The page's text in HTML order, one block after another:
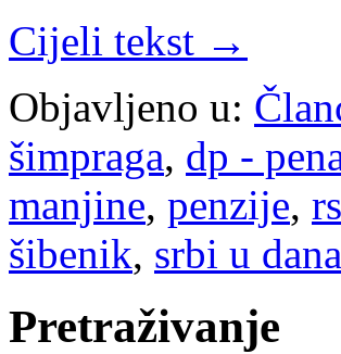
Cijeli tekst →
Objavljeno u:
šimpraga, dp -
manjine, penzije,
šibenik, srbi u
Pretraživanje